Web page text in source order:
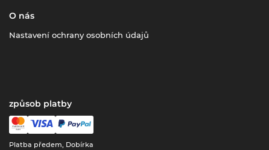
O nás
Nastavení ochrany osobních údajů
způsob platby
Platba předem, Dobírka